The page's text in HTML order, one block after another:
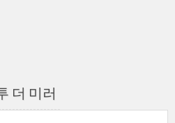
더 미러